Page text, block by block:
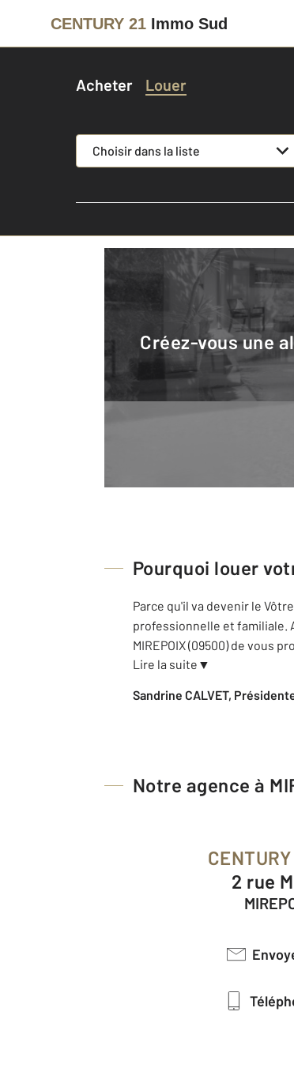
CENTURY 21 Immo Sud
Acheter Louer
Choisir dans la liste
Créez-vous une alerte mail pour être averti quand une annonce est en ligne et consultez la
Pourquoi louer
Parce qu'il va devenir le
professionnelle et familiale.
MIREPOIX (09500) de vous
Lire la suite ▼
Sandrine CALVET,
Notre agence à
2 rue